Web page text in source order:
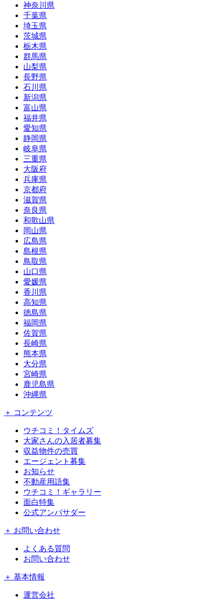
神奈川県
千葉県
埼玉県
茨城県
栃木県
群馬県
山梨県
長野県
石川県
新潟県
富山県
福井県
愛知県
静岡県
岐阜県
三重県
大阪府
兵庫県
京都府
滋賀県
奈良県
和歌山県
岡山県
広島県
島根県
鳥取県
山口県
愛媛県
香川県
高知県
徳島県
福岡県
佐賀県
長崎県
熊本県
大分県
宮崎県
鹿児島県
沖縄県
＋ コンテンツ
ウチコミ！タイムズ
大家さんの入居者募集
収益物件の売買
エージェント募集
お知らせ
不動産用語集
ウチコミ！ギャラリー
面白特集
公式アンバサダー
＋ お問い合わせ
よくある質問
お問い合わせ
＋ 基本情報
運営会社